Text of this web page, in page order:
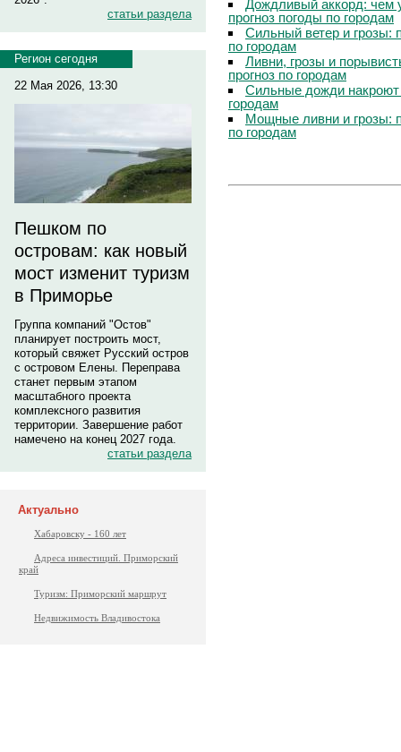
статьи раздела
Регион сегодня
22 Мая 2026, 13:30
Пешком по
островам: как новый
мост изменит туризм
в Приморье
Группа компаний "Остов"
планирует построить мост,
который свяжет Русский остров
с островом Елены. Переправа
станет первым этапом
масштабного проекта
комплексного развития
территории. Завершение работ
намечено на конец 2027 года.
статьи раздела
Актуально
Хабаровску - 160 лет
Адреса инвестиций. Приморский
край
Туризм: Приморский маршрут
Недвижимость Владивостока
Дождливый аккорд: чем
прогноз погоды по городам
Сильный ветер и грозы:
по городам
Ливни, грозы и
прогноз по городам
Сильные дожди
городам
Мощные ливни и грозы:
по городам